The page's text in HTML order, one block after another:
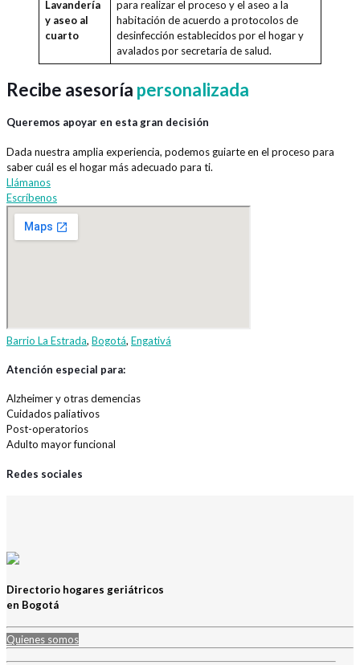
Lavandería
y aseo al
cuarto
para realizar el proceso y el aseo a la
habitación de acuerdo a protocolos de
desinfección establecidos por el hogar y
avalados por secretaria de salud.
Recibe asesoría personalizada
Queremos apoyar en esta gran decisión
Dada nuestra amplia experiencia, podemos guiarte en el proceso para
saber cuál es el hogar más adecuado para ti.
Llámanos
Escríbenos
Barrio La Estrada, Bogotá, Engativá
Atención especial para:
Alzheimer y otras demencias
Cuidados paliativos
Post-operatorios
Adulto mayor funcional
Redes sociales
Directorio hogares geriátricos
en Bogotá
Quienes somos